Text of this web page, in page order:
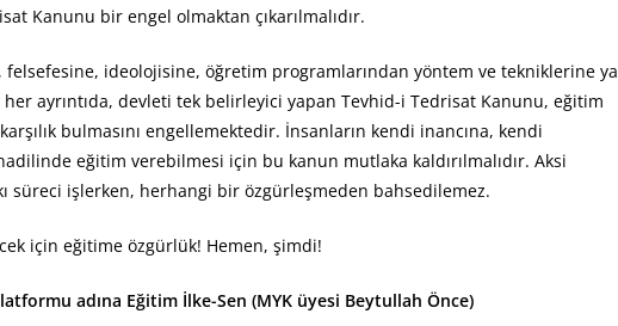
Kanunu bir engel olmaktan çıkarılmalıdır.
felsefesine, ideolojisine, öğretim programlarından yöntem ve tekniklerine ya
her ayrıntıda, devleti tek belirleyici yapan Tevhid-i Tedrisat Kanunu, eğitim
bulmasını engellemektedir. İnsanların kendi inancına, kendi
eğitim verebilmesi için bu kanun mutlaka kaldırılmalıdır. Aksi
süreci işlerken, herhangi bir özgürleşmeden bahsedilemez.
için eğitime özgürlük! Hemen, şimdi!
adına Eğitim İlke-Sen (MYK üyesi Beytullah Önce)